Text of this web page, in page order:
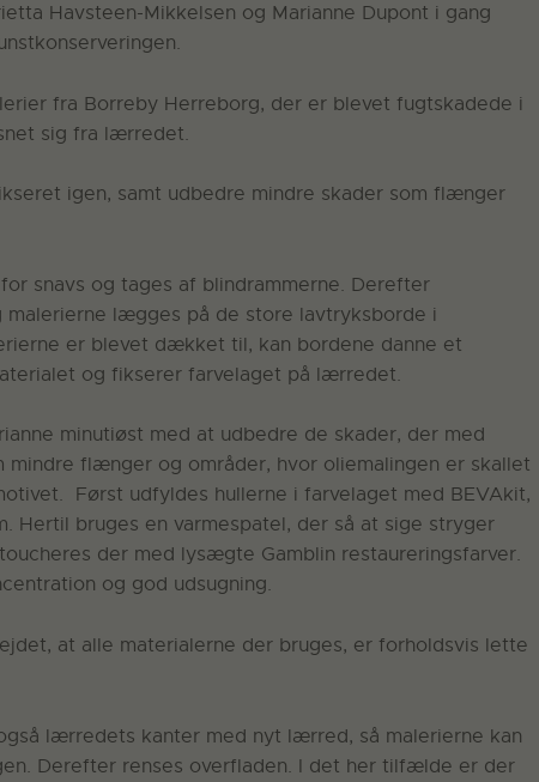
Havsteen-Mikkelsen og Marianne Dupont i gang
fra Borreby Herreborg, der er blevet fugtskadede i
sig fra lærredet.
igen, samt udbedre mindre skader som flænger
snavs og tages af blindrammerne. Derefter
lægges på de store lavtryksborde i
er blevet dækket til, kan bordene danne et
og fikserer farvelaget på lærredet.
minutiøst med at udbedre de skader, der med
flænger og områder, hvor oliemalingen er skallet
Først udfyldes hullerne i farvelaget med BEVAkit,
Hertil bruges en varmespatel, der så at sige stryger
der med lysægte Gamblin restaureringsfarver.
og god udsugning.
at alle materialerne der bruges, er forholdsvis lette
lærredets kanter med nyt lærred, så malerierne kan
Derefter renses overfladen. I det her tilfælde er der